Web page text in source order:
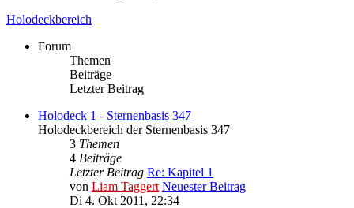
Holodeckbereich
Forum
Themen
Beiträge
Letzter Beitrag
Holodeck 1 - Sternenbasis 347
Holodeckbereich der Sternenbasis 347
3 Themen
4 Beiträge
Letzter Beitrag Re: Kapitel 1
von Liam Taggert Neuester Beitrag
Di 4. Okt 2011, 22:34